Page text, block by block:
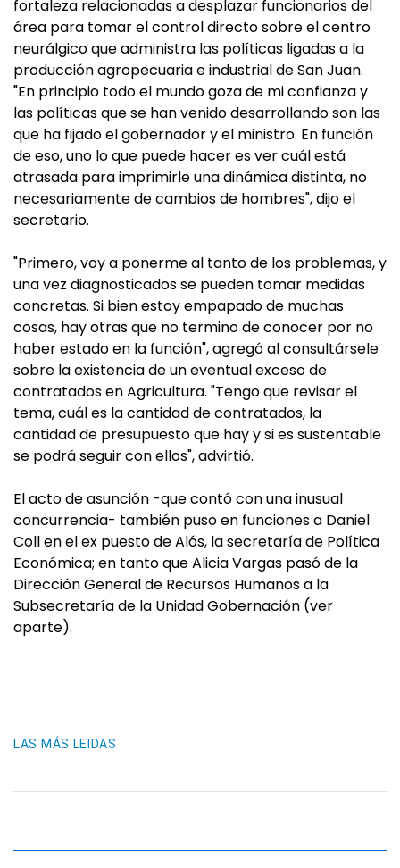
fortaleza relacionadas a desplazar funcionarios del
área para tomar el control directo sobre el centro
neurálgico que administra las políticas ligadas a la
producción agropecuaria e industrial de San Juan.
"En principio todo el mundo goza de mi confianza y
las políticas que se han venido desarrollando son las
que ha fijado el gobernador y el ministro. En función
de eso, uno lo que puede hacer es ver cuál está
atrasada para imprimirle una dinámica distinta, no
necesariamente de cambios de hombres", dijo el
secretario.
"Primero, voy a ponerme al tanto de los problemas, y
una vez diagnosticados se pueden tomar medidas
concretas. Si bien estoy empapado de muchas
cosas, hay otras que no termino de conocer por no
haber estado en la función", agregó al consultársele
sobre la existencia de un eventual exceso de
contratados en Agricultura. "Tengo que revisar el
tema, cuál es la cantidad de contratados, la
cantidad de presupuesto que hay y si es sustentable
se podrá seguir con ellos", advirtió.
El acto de asunción -que contó con una inusual
concurrencia- también puso en funciones a Daniel
Coll en el ex puesto de Alós, la secretaría de Política
Económica; en tanto que Alicia Vargas pasó de la
Dirección General de Recursos Humanos a la
Subsecretaría de la Unidad Gobernación (ver
aparte).
LAS MÁS LEIDAS